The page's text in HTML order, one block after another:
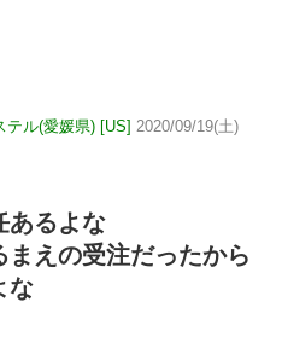
テル(愛媛県) [US] 2020/09/19(土)
あるよな
えの受注だったから
な